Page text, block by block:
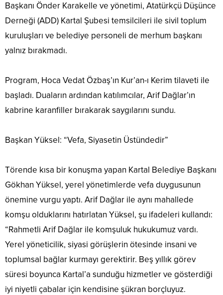
Başkanı Önder Karakelle ve yönetimi, Atatürkçü Düşünce
Derneği (ADD) Kartal Şubesi temsilcileri ile sivil toplum
kuruluşları ve belediye personeli de merhum başkanı
yalnız bırakmadı.
Program, Hoca Vedat Özbaş’ın Kur’an-ı Kerim tilaveti ile
başladı. Duaların ardından katılımcılar, Arif Dağlar’ın
kabrine karanfiller bırakarak saygılarını sundu.
Başkan Yüksel: “Vefa, Siyasetin Üstündedir”
Törende kısa bir konuşma yapan Kartal Belediye Başkanı
Gökhan Yüksel, yerel yönetimlerde vefa duygusunun
önemine vurgu yaptı. Arif Dağlar ile aynı mahallede
komşu olduklarını hatırlatan Yüksel, şu ifadeleri kullandı:
“Rahmetli Arif Dağlar ile komşuluk hukukumuz vardı.
Yerel yöneticilik, siyasi görüşlerin ötesinde insani ve
toplumsal bağlar kurmayı gerektirir. Beş yıllık görev
süresi boyunca Kartal’a sunduğu hizmetler ve gösterdiği
iyi niyetli çabalar için kendisine şükran borçluyuz.